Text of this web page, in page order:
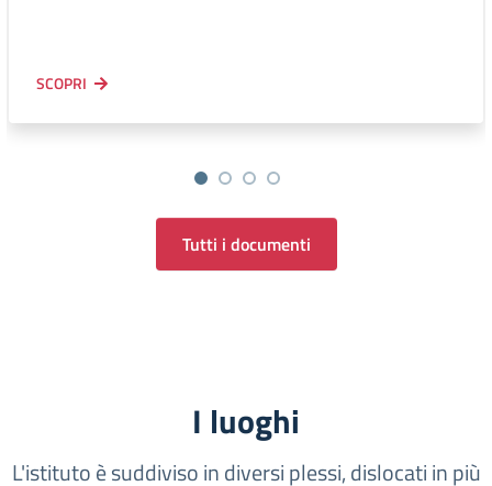
SCOPRI
Tutti i documenti
I luoghi
L'istituto è suddiviso in diversi plessi, dislocati in più